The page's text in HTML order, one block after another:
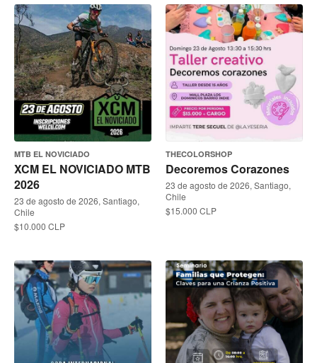
MTB EL NOVICIADO
XCM EL NOVICIADO MTB
2026
23 de agosto de 2026, Santiago,
Chile
$10.000 CLP
THECOLORSHOP
Decoremos Corazones
23 de agosto de 2026, Santiago,
Chile
$15.000 CLP